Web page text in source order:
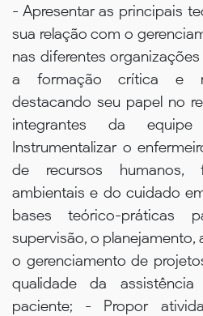
- Apresentar as principais
sua relação com o
nas diferentes
a formação crítica e
destacando seu papel no
integrantes da equipe
Instrumentalizar o
de recursos humanos,
ambientais e do cuidado
bases teórico-práticas
supervisão, o
o gerenciamento de
qualidade da
paciente; - Propor